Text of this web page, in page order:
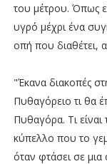
του μέτρου. Όπως
υγρό μέχρι ένα
οπή που διαθέτει,
"Έκανα διακοπές
Πυθαγόρειο τι θα
Πυθαγόρα. Τι
κύπελλο που το
όταν φτάσει σε μια